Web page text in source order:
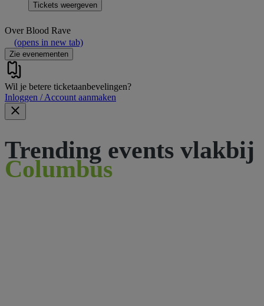
Tickets weergeven
OverBlood Rave
(opens in new tab)
Zie evenementen
Wil je betere ticketaanbevelingen?
Inloggen / Account aanmaken
Trending events vlakbij
Columbus